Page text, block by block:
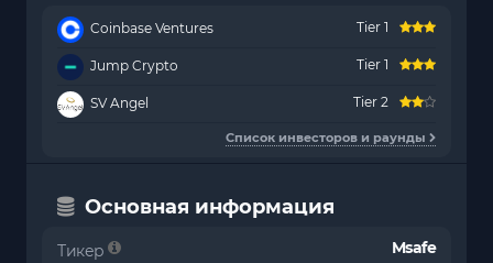
Coinbase Ventures Tier 1
Jump Crypto Tier 1
SV Angel Tier 2
Список инвесторов и раунды
Основная информация
Тикер Msafe